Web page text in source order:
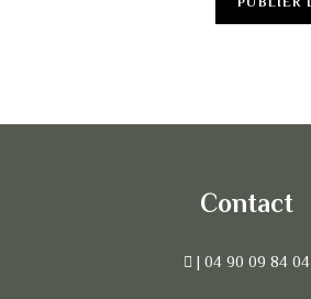
Contact
| 04 90 09 84 04